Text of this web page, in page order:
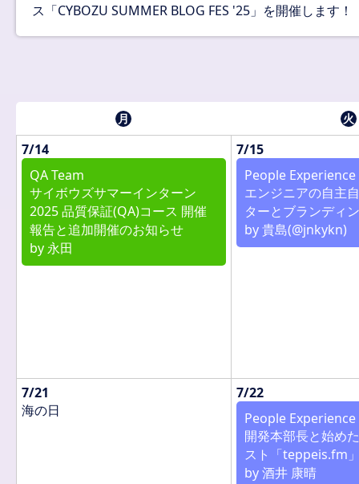
ス「CYBOZU SUMMER BLOG FES '25」を開催します！
月 火
7/14
QA Team
サイボウズサマーインターン
2025 品質保証(QA)コース 開催
報告と追加開催のお知らせ
by 永田
7/15
People Experience
エンジニアの自主
ターとブランディ
by 貴島(@jnkykn)
7/21
海の日
7/22
People Experience
開発本部長と始め
スト「teppeis.fm
by 酒井 康晴